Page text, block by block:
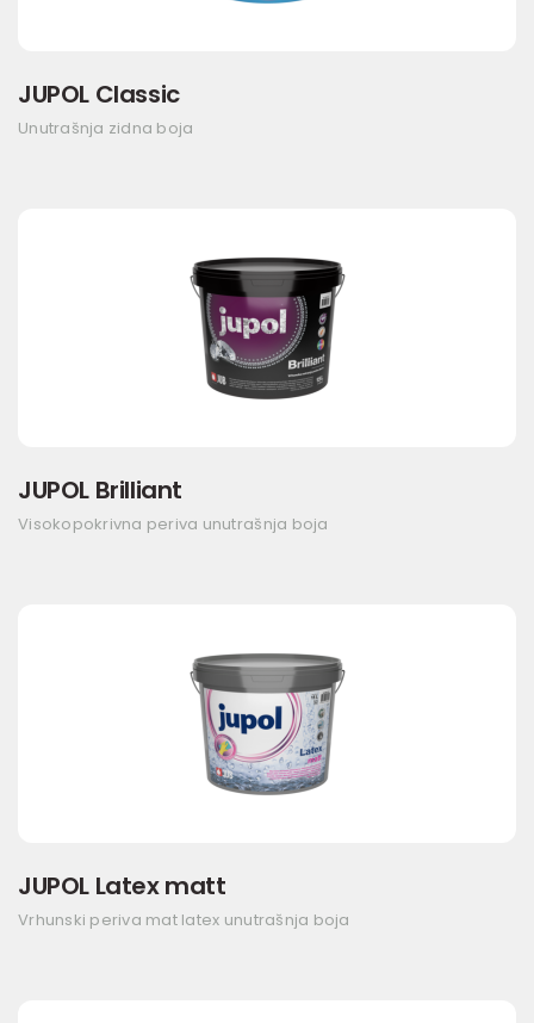
JUPOL Classic
Unutrašnja zidna boja
JUPOL Brilliant
Visokopokrivna periva unutrašnja boja
JUPOL Latex matt
Vrhunski periva mat latex unutrašnja boja